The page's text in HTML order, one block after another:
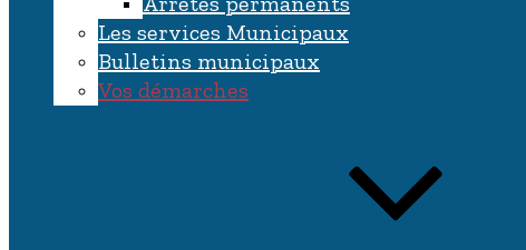
Les services Municipaux
Bulletins municipaux
Vos démarches